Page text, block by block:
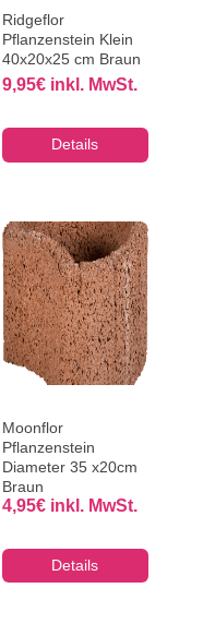
Ridgeflor
Pflanzenstein Klein
40x20x25 cm Braun
9,95€ inkl. MwSt.
Details
Moonflor
Pflanzenstein
Diameter 35 x20cm
Braun
4,95€ inkl. MwSt.
Details